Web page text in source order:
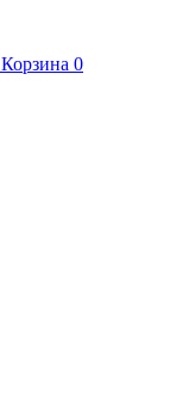
Корзина 0